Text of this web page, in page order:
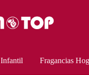
Infantil Fragancias